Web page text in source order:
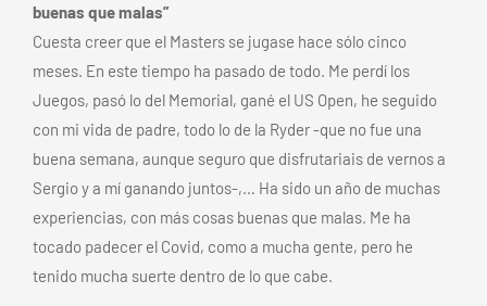
buenas que malas”
Cuesta creer que el Masters se jugase hace sólo cinco
meses. En este tiempo ha pasado de todo. Me perdí los
Juegos, pasó lo del Memorial, gané el US Open, he seguido
con mi vida de padre, todo lo de la Ryder -que no fue una
buena semana, aunque seguro que disfrutariais de vernos a
Sergio y a mí ganando juntos-,… Ha sido un año de muchas
experiencias, con más cosas buenas que malas. Me ha
tocado padecer el Covid, como a mucha gente, pero he
tenido mucha suerte dentro de lo que cabe.